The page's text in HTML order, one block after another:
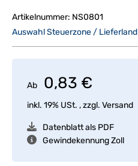
Artikelnummer: NS0801
Auswahl Steuerzone / Lieferland
Ab 0,83 €
inkl. 19% USt. , zzgl. Versand
Datenblatt als PDF
Gewindekennung Zoll